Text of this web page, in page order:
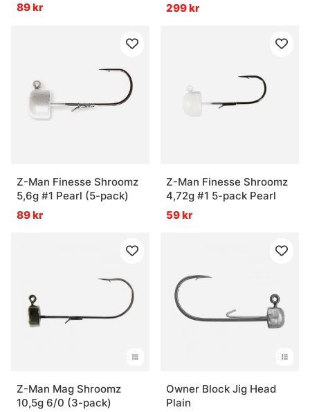
89 kr
299 kr
Z-Man Finesse Shroomz
5,6g #1 Pearl (5-pack)
89 kr
Z-Man Finesse Shroomz
4,72g #1 5-pack Pearl
59 kr
Z-Man Mag Shroomz
10,5g 6/0 (3-pack)
Owner Block Jig Head
Plain